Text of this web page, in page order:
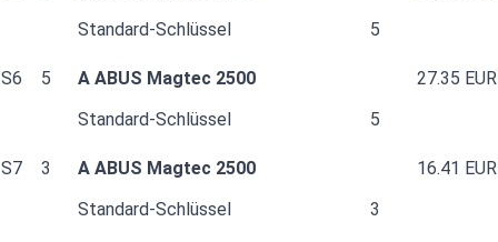
Standard-Schlüssel
5
S6 5 A ABUS Magtec 2500
27.35 EUR
Standard-Schlüssel
5
S7 3 A ABUS Magtec 2500
16.41 EUR
Standard-Schlüssel
3